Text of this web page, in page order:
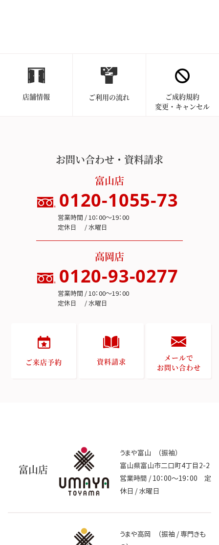
店舗情報 ご利用の流れ
ご成約規約
変更・キャンセル
お問い合わせ・資料請求
富山店
0120-1055-73
営業時間 / 10：00～19：00
定休日 / 水曜日
高岡店
0120-93-0277
営業時間 / 10：00～19：00
定休日 / 水曜日
ご来店予約 資料請求
メールで
お問い合わせ
富山店
うまや富山 （振袖）
富山県富山市二口町4丁目2-2
営業時間 / 10：00～19：00 定
休日 / 水曜日
うまや高岡 （振袖 / 専門きも